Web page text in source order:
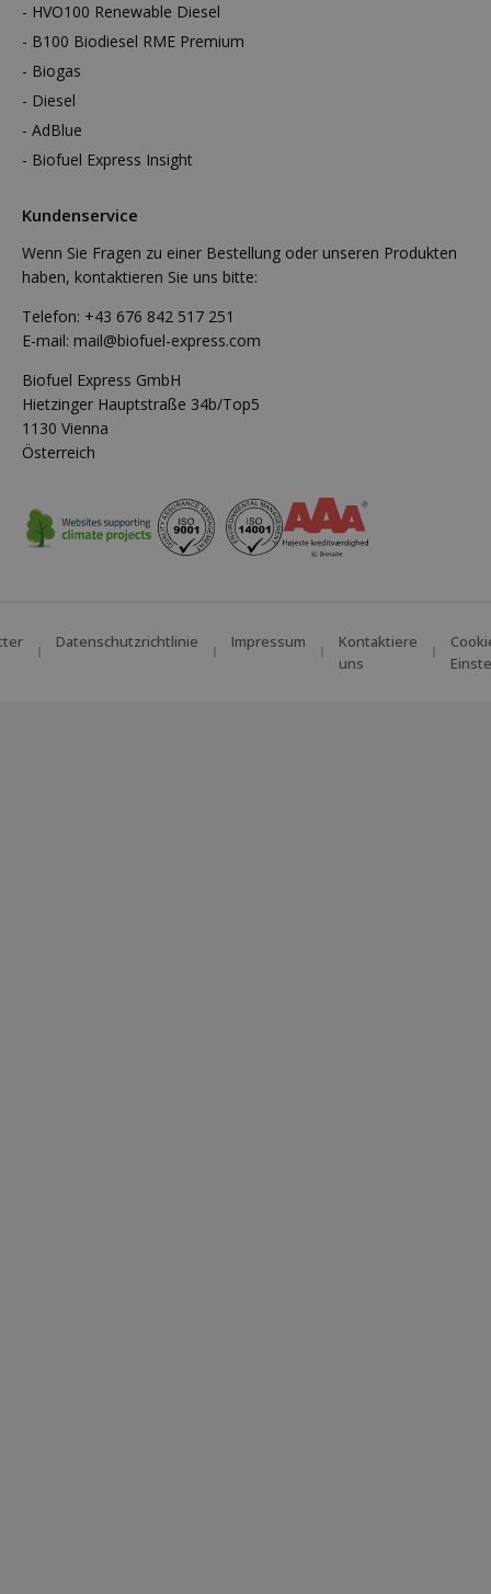
HVO100 Renewable Diesel
B100 Biodiesel RME Premium
Biogas
Diesel
AdBlue
Biofuel Express Insight
Kundenservice
Wenn Sie Fragen zu einer Bestellung oder unseren Produkten
haben, kontaktieren Sie uns bitte:
Telefon: +43 676 842 517 251
E-mail: mail@biofuel-express.com
Biofuel Express GmbH
Hietzinger Hauptstraße 34b/Top5
1130 Vienna
Österreich
Datenschutzrichtlinie Impressum
Kontaktiere
uns